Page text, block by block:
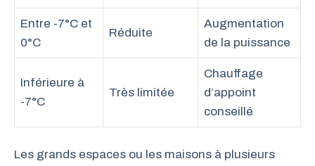
Entre -7°C et
0°C
Réduite
Augmentation
de la puissance
Inférieure à
-7°C
Très limitée
Chauffage
d’appoint
conseillé
Les grands espaces ou les maisons à plusieurs